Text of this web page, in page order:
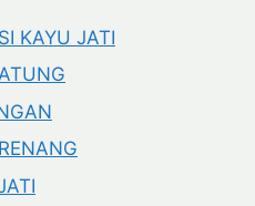
KAYU JATI